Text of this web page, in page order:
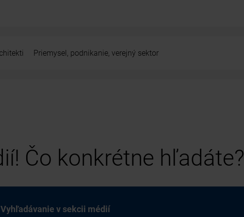
Priemysel, podnikanie, verejný sektor
Čo konkrétne hľadáte?
Vyhľadávanie v sekcii médií